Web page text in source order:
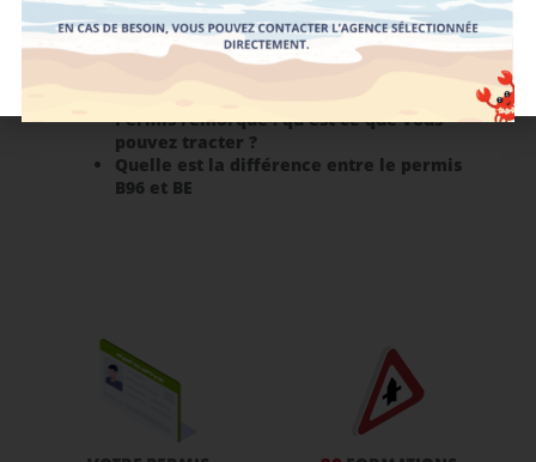
Pour continuer à préparer votre formation au
permis remorque, d’autres guides sont en lien
avec lepermis B96:
Permis remorque : qu’est-ce que vous
pouvez tracter ?
Quelle est la différence entre le permis
B96 et BE